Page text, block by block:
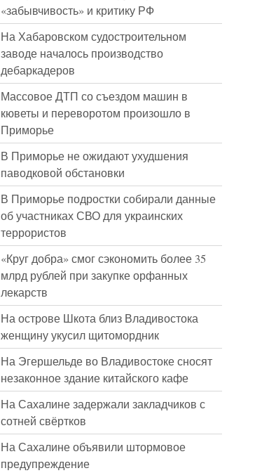
«забывчивость» и критику РФ
На Хабаровском судостроительном
заводе началось производство
дебаркадеров
Массовое ДТП со съездом машин в
кюветы и переворотом произошло в
Приморье
В Приморье не ожидают ухудшения
паводковой обстановки
В Приморье подростки собирали данные
об участниках СВО для украинских
террористов
«Круг добра» смог сэкономить более 35
млрд рублей при закупке орфанных
лекарств
На острове Шкота близ Владивостока
женщину укусил щитомордник
На Эгершельде во Владивостоке сносят
незаконное здание китайского кафе
На Сахалине задержали закладчиков с
сотней свёртков
На Сахалине объявили штормовое
предупреждение